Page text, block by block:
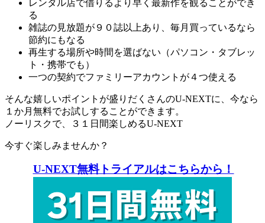
レンタル店で借りるより早く最新作を観ることができ
る
雑誌の見放題が９０誌以上あり、毎月買っているなら
節約にもなる
再生する場所や時間を選ばない（パソコン・タブレッ
ト・携帯でも）
一つの契約でファミリーアカウントが４つ使える
そんな嬉しいポイントが盛りだくさんのU-NEXTに、今なら
１か月無料でお試しすることができます。
ノーリスクで、３１日間楽しめるU-NEXT
今すぐ楽しみませんか？
U-NEXT無料トライアルはこちらから！